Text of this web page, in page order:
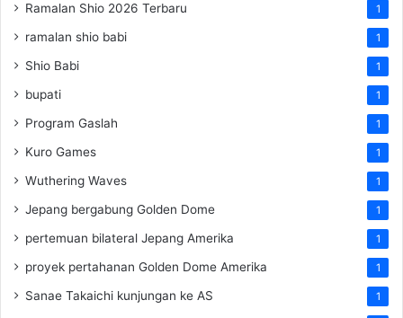
Ramalan Shio 2026 Terbaru 1
ramalan shio babi 1
Shio Babi 1
bupati 1
Program Gaslah 1
Kuro Games 1
Wuthering Waves 1
Jepang bergabung Golden Dome 1
pertemuan bilateral Jepang Amerika 1
proyek pertahanan Golden Dome Amerika 1
Sanae Takaichi kunjungan ke AS 1